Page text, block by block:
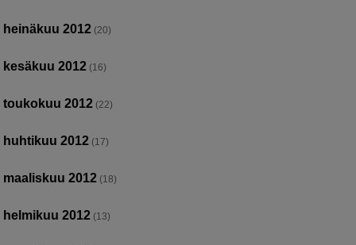
heinäkuu 2012 (20)
kesäkuu 2012 (16)
toukokuu 2012 (22)
huhtikuu 2012 (17)
maaliskuu 2012 (18)
helmikuu 2012 (13)